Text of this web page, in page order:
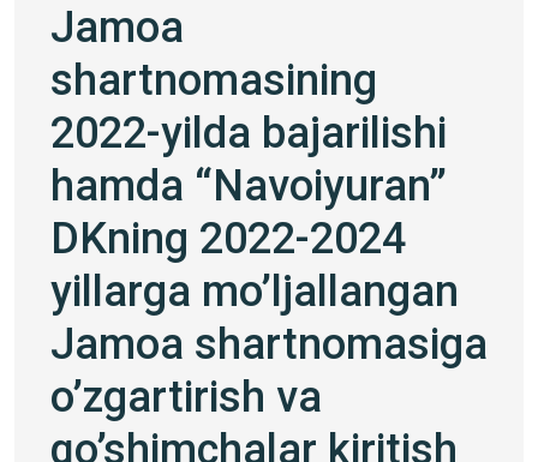
Jamoa
shartnomasining
2022-yilda bajarilishi
hamda “Navoiyuran”
DKning 2022-2024
yillarga mo’ljallangan
Jamoa shartnomasiga
o’zgartirish va
qo’shimchalar kiritish